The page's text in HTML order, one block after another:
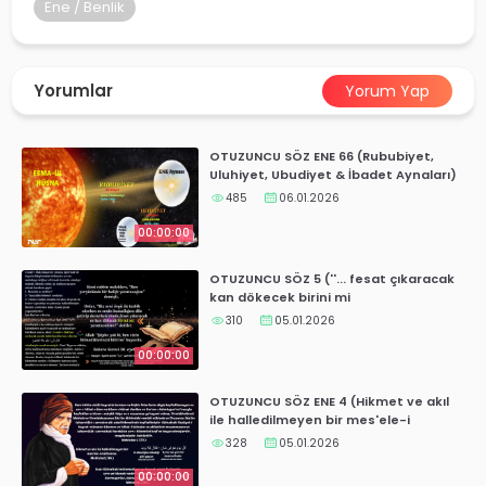
Ene / Benlik
Yorumlar Yorum Yap
00:00:00
OTUZUNCU SÖZ ENE 66 (Rububiyet,
Uluhiyet, Ubudiyet & İbadet Aynaları)
485 06.01.2026
00:00:00
OTUZUNCU SÖZ 5 (''... fesat çıkaracak
kan dökecek birini mi
yaratacaksın?''Bakara Suresi 30.ayet
310 05.01.2026
00:00:00
OTUZUNCU SÖZ ENE 4 (Hikmet ve akıl
ile halledilmeyen bir mes'ele-i
mühimme)
328 05.01.2026